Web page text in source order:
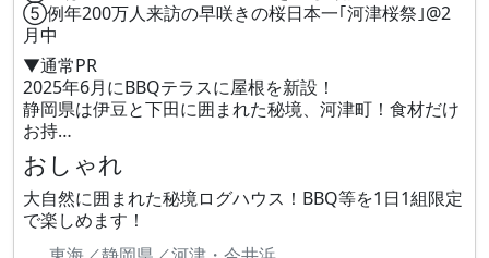
⑤例年200万人来訪の早咲きの桜日本一｢河津桜祭｣@2
月中
▼通常PR
2025年6月にBBQテラスに屋根を新設！
静岡県は伊豆と下田に囲まれた秘境、河津町！食材だけ
お持…
おしゃれ
大自然に囲まれた秘境ログハウス！BBQ等を1日1組限定
で楽しめます！